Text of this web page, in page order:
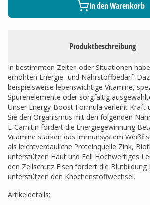
Produktbeschreibung
In bestimmten Zeiten oder Situationen
erhöhten Energie- und Nährstoffbedarf.
beispielsweise lebenswichtige Vitamine,
Spurenelemente oder sorgfältig
Unser Energy-Boost-Formula verleiht Kraft
Sie den Organismus mit den folgenden
L-Carnitin fördert die Energiegewinnung
Vitamine stärken das Immunsystem
als leichtverdauliche Proteinquelle Zink,
unterstützen Haut und Fell Hochwertiges
den Zellschutz Eisen fördert die Blutbildung
unterstützen den Knochenstoffwechsel.
Artikeldetails:
In den Warenkorb